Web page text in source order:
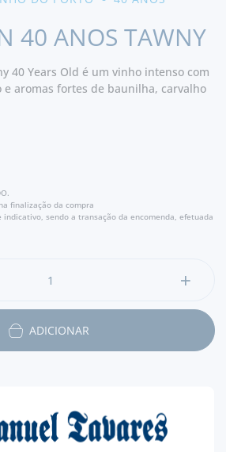
40 ANOS TAWNY
40 Years Old é um vinho intenso com
aromas fortes de baunilha, carvalho
À medida que o vinho se abre
entre o envelhecimento em madeira
bem característico dos Portos Tawny
finalização da compra
sendo a transação da encomenda, efetuada
ADICIONAR